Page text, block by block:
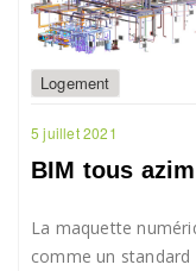
Logement
5 juillet 2021
BIM tous
La maquette
comme un